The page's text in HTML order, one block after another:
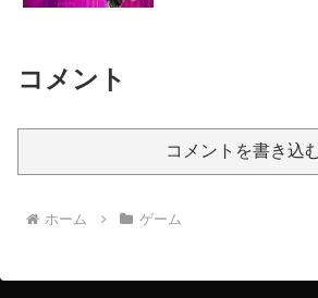
コメント
コメントを書き込
ホーム ゲーム